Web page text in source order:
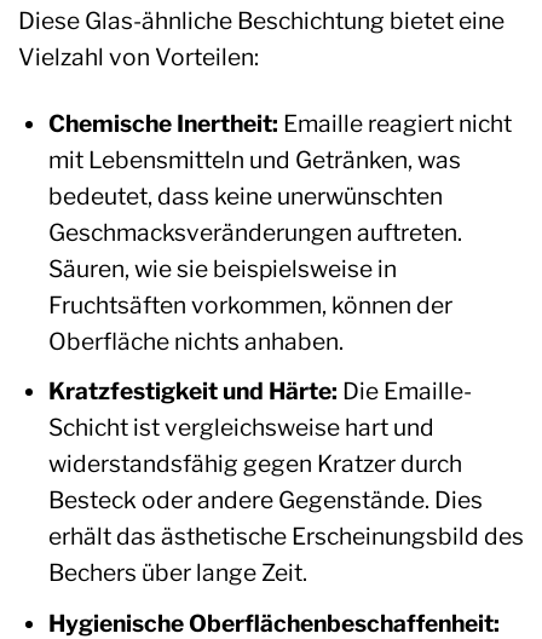
Diese Glas-ähnliche Beschichtung bietet eine
Vielzahl von Vorteilen:
Chemische Inertheit: Emaille reagiert nicht
mit Lebensmitteln und Getränken, was
bedeutet, dass keine unerwünschten
Geschmacksveränderungen auftreten.
Säuren, wie sie beispielsweise in
Fruchtsäften vorkommen, können der
Oberfläche nichts anhaben.
Kratzfestigkeit und Härte: Die Emaille-
Schicht ist vergleichsweise hart und
widerstandsfähig gegen Kratzer durch
Besteck oder andere Gegenstände. Dies
erhält das ästhetische Erscheinungsbild des
Bechers über lange Zeit.
Hygienische Oberflächenbeschaffenheit: